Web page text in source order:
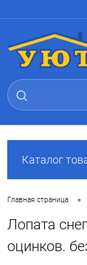
Каталог
Главная страница •
Лопата
оцинков.